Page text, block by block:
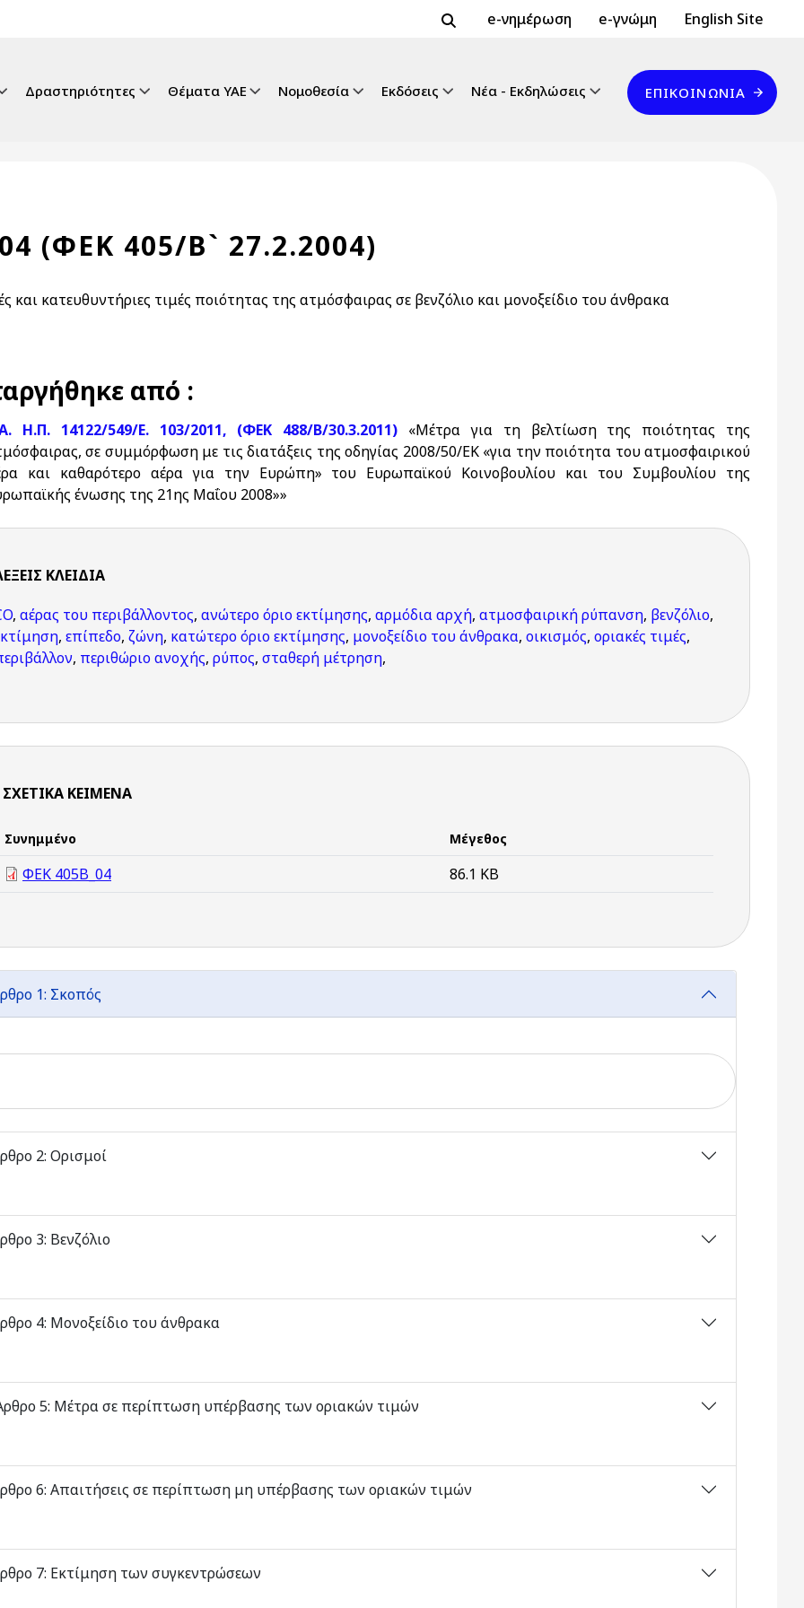
Header Top 2
e-νημέρωση e-γνώμη Header Top
English Site
Δραστηριότητες Θέματα ΥΑΕ Νομοθεσία Εκδόσεις Νέα - Εκδηλώσεις
Επικοινωνία
ΕΠΙΚΟΙΝΩΝΊΑ
(ΦΕΚ 405/Β` 27.2.2004)
και κατευθυντήριες τιμές ποιότητας της ατμόσφαιρας σε βενζόλιο και μονοξείδιο του άνθρακα
από :
Η.Π. 14122/549/Ε. 103/2011, (ΦΕΚ 488/Β/30.3.2011) «Μέτρα για τη βελτίωση της ποιότητας της
σε συμμόρφωση με τις διατάξεις της οδηγίας 2008/50/ΕΚ «για την ποιότητα του ατμοσφαιρικού
και καθαρότερο αέρα για την Ευρώπη» του Ευρωπαϊκού Κοινοβουλίου και του Συμβουλίου της
ένωσης της 21ης Μαΐου 2008»»
KΛΕΙΔΙΆ
, αέρας του περιβάλλοντος, ανώτερο όριο εκτίμησης, αρμόδια αρχή, ατμοσφαιρική ρύπανση, βενζόλιο,
, επίπεδο, ζώνη, κατώτερο όριο εκτίμησης, μονοξείδιο του άνθρακα, οικισμός, οριακές τιμές,
, περιθώριο ανοχής, ρύπος, σταθερή μέτρηση,
ΣΧΕΤΙΚΆ ΚΕΊΜΕΝΑ
Συνημμένο Μέγεθος
ΦΕΚ 405Β_04 86.1 KB
1: Σκοπός
2: Ορισμοί
3: Βενζόλιο
4: Μονοξείδιο του άνθρακα
5: Μέτρα σε περίπτωση υπέρβασης των οριακών τιμών
6: Απαιτήσεις σε περίπτωση μη υπέρβασης των οριακών τιμών
7: Εκτίμηση των συγκεντρώσεων